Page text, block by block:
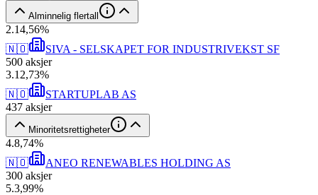
Alminnelig flertall
2.14,56%
🇳🇴
SIVA - SELSKAPET FOR INDUSTRIVEKST SF
500 aksjer
3.12,73%
🇳🇴
STARTUPLAB AS
437 aksjer
Minoritetsrettigheter
4.8,74%
🇳🇴
ANEO RENEWABLES HOLDING AS
300 aksjer
5.3,99%